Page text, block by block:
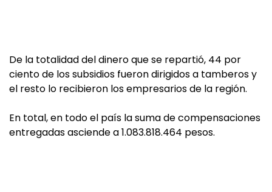
De la totalidad del dinero que se repartió, 44 por
ciento de los subsidios fueron dirigidos a tamberos y
el resto lo recibieron los empresarios de la región.
En total, en todo el país la suma de compensaciones
entregadas asciende a 1.083.818.464 pesos.